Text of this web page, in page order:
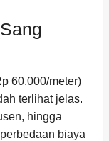
60.000/meter)
terlihat jelas.
hingga
biaya